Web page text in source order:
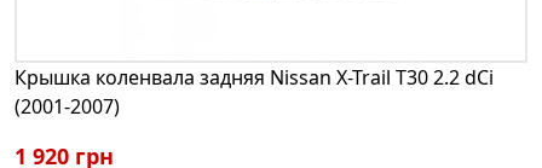
Крышка коленвала задняя Nissan X-Trail T30 2.2 dCi
(2001-2007)
1 920 грн